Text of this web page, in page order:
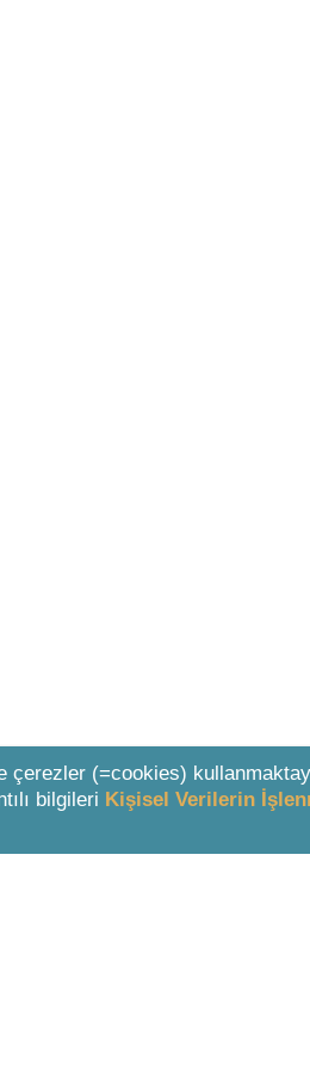
Highlight Text
çerezler (=cookies)
bilgileri Kişisel Verilerin